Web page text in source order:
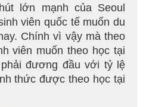
lớn mạnh của Seoul
viên quốc tế muốn du
Chính vì vậy mà theo
viên muốn theo học tại
đương đầu với tỷ lệ
thức được theo học tại